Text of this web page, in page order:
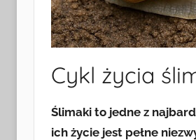
Cykl życia
Ślimaki to jedne z
ich życie jest pełne